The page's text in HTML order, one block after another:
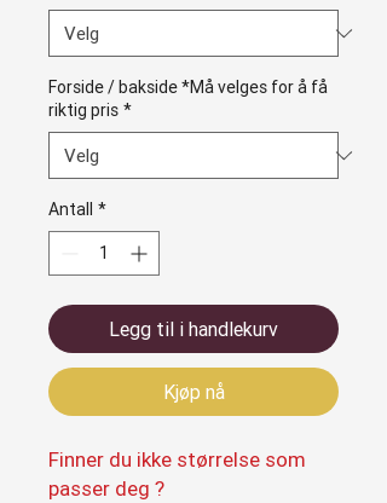
Forside / bakside *Må velges for å få
riktig pris *
Antall *
Legg til i handlekurv
Kjøp nå
Finner du ikke størrelse som
passer deg ?